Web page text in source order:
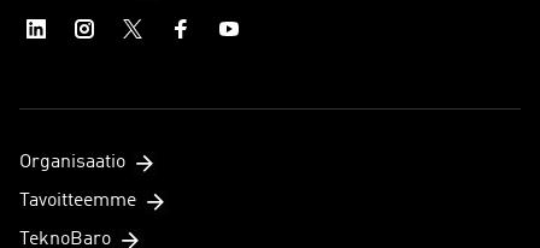
Organisaatio
Tavoitteemme
TeknoBaro